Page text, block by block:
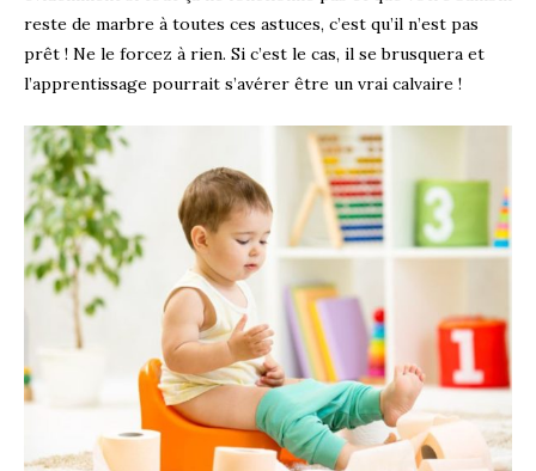
reste de marbre à toutes ces astuces, c’est qu’il n’est pas
prêt ! Ne le forcez à rien. Si c’est le cas, il se brusquera et
l’apprentissage pourrait s’avérer être un vrai calvaire !